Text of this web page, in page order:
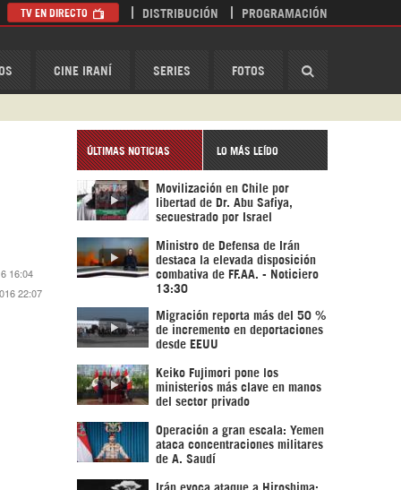
CINE IRANÍ SERIES FOTOS
TV EN DIRECTO DISTRIBUCIÓN PROGRAMACIÓN
16:04
22:07
ÚLTIMAS NOTICIAS LO MÁS LEÍDO
Movilización en Chile por
libertad de Dr. Abu Safiya,
secuestrado por Israel
Ministro de Defensa de Irán
destaca la elevada disposición
combativa de FF.AA. - Noticiero
13:30
Migración reporta más del 50 %
de incremento en deportaciones
desde EEUU
Keiko Fujimori pone los
ministerios más clave en manos
del sector privado
Operación a gran escala: Yemen
ataca concentraciones militares
de A. Saudí
Irán evoca ataque a Hiroshima: